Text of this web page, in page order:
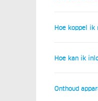
Hoe koppel ik
Hoe kan ik
Onthoud